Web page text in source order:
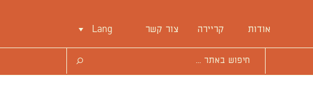
Lang צור קשר קריירה אודות